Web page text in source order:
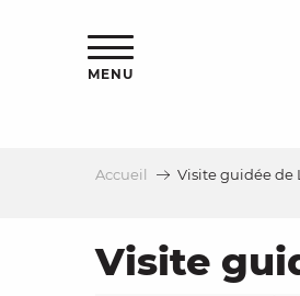
MENU
Accueil Visite guidée
Visite